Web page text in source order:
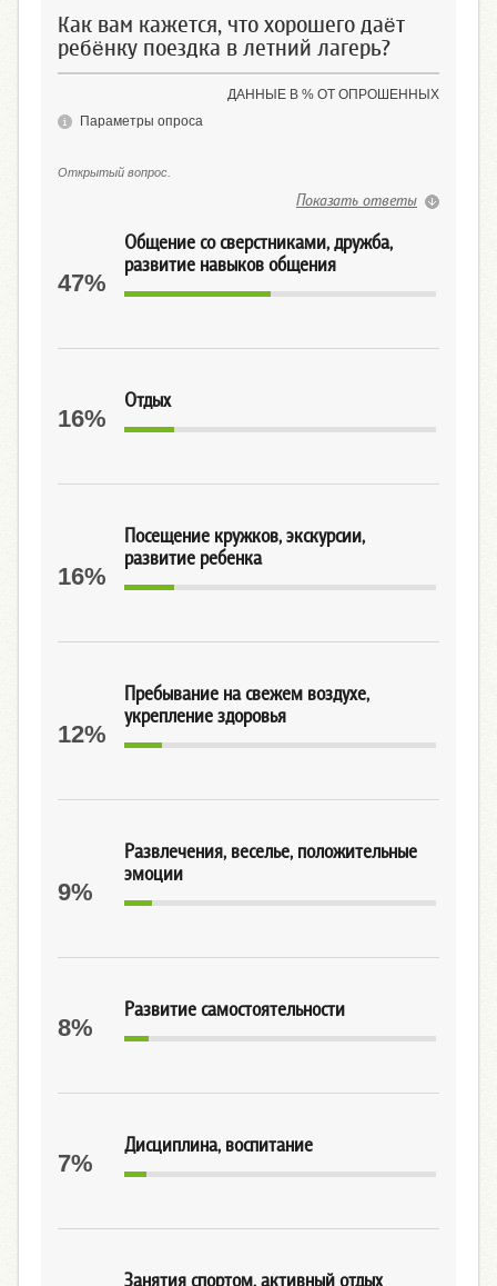
Как вам кажется, что хорошего даёт
ребёнку поездка в летний лагерь?
ДАННЫЕ В % ОТ ОПРОШЕННЫХ
Параметры опроса
Открытый вопрос.
Показать ответы
Общение со сверстниками, дружба,
развитие навыков общения
47%
Отдых
16%
Посещение кружков, экскурсии,
развитие ребенка
16%
Пребывание на свежем воздухе,
укрепление здоровья
12%
Развлечения, веселье, положительные
эмоции
9%
Развитие самостоятельности
8%
Дисциплина, воспитание
7%
Занятия спортом, активный отдых